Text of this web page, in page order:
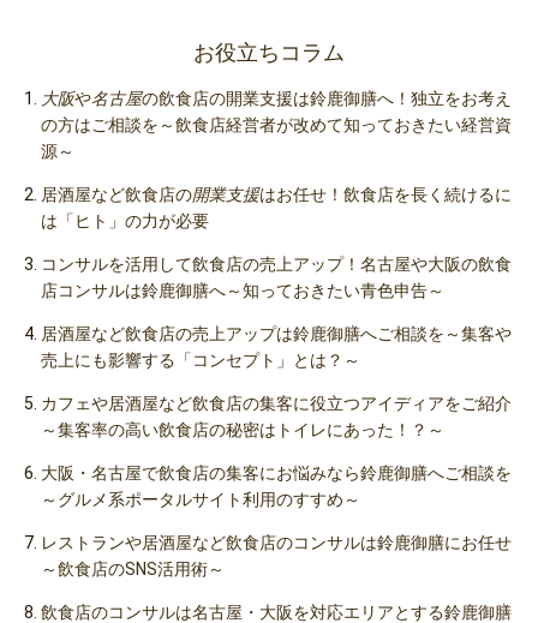
お役立ちコラム
大阪や名古屋の飲食店の開業支援は鈴鹿御膳へ！独立をお考え
の方はご相談を～飲食店経営者が改めて知っておきたい経営資
源～
居酒屋など飲食店の開業支援はお任せ！飲食店を長く続けるに
は「ヒト」の力が必要
コンサルを活用して飲食店の売上アップ！名古屋や大阪の飲食
店コンサルは鈴鹿御膳へ～知っておきたい青色申告～
居酒屋など飲食店の売上アップは鈴鹿御膳へご相談を～集客や
売上にも影響する「コンセプト」とは？～
カフェや居酒屋など飲食店の集客に役立つアイディアをご紹介
～集客率の高い飲食店の秘密はトイレにあった！？～
大阪・名古屋で飲食店の集客にお悩みなら鈴鹿御膳へご相談を
～グルメ系ポータルサイト利用のすすめ～
レストランや居酒屋など飲食店のコンサルは鈴鹿御膳にお任せ
～飲食店のSNS活用術～
飲食店のコンサルは名古屋・大阪を対応エリアとする鈴鹿御膳